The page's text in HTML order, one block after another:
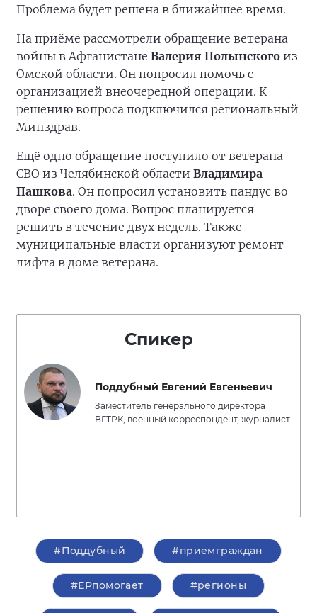
Проблема будет решена в ближайшее время.
На приёме рассмотрели обращение ветерана
войны в Афганистане Валерия Полынского из
Омской области. Он попросил помочь с
организацией внеочередной операции. К
решению вопроса подключился региональный
Минздрав.
Ещё одно обращение поступило от ветерана
СВО из Челябинской области Владимира
Пашкова. Он попросил установить пандус во
дворе своего дома. Вопрос планируется
решить в течение двух недель. Также
муниципальные власти организуют ремонт
лифта в доме ветерана.
Спикер
Поддубный Евгений Евгеньевич
Заместитель генерального директора
ВГТРК, военный корреспондент, журналист
#Поддубный #приемграждан
#ЕРпомогает #регионы